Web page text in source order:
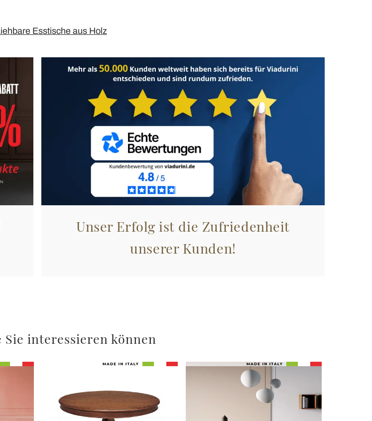
Esstische aus Holz
Unser Erfolg ist die Zufriedenheit
unserer Kunden!
interessieren können